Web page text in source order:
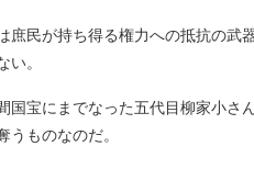
民が持ち得る権力への抵抗の武
。
宝にまでなった五代目柳家小さ
ものなのだ。